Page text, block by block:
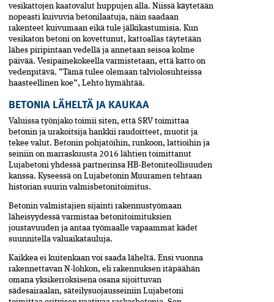
vesikattojen kaatovalut huppujen alla. Niissä käytetään
nopeasti kuivuvia betonilaatuja, näin saadaan
rakenteet kuivumaan eikä tule jälkikastumisia. Kun
vesikaton betoni on kovettunut, kattoallas täytetään
lähes piripintaan vedellä ja annetaan seisoa kolme
päivää. Vesipainekokeella varmistetaan, että katto on
vedenpitävä. ”Tämä tulee olemaan talviolosuhteissa
haasteellinen koe”, Lehto hymähtää.
BETONIA LÄHELTÄ JA KAUKAA
Valuissa työnjako toimii siten, että SRV toimittaa
betonin ja urakoitsija hankkii raudoitteet, muotit ja
tekee valut. Betonin pohjatöihin, runkoon, lattioihin ja
seiniin on marraskuusta 2016 lähtien toimittanut
Lujabetoni yhdessä partnerinsa HB-Betoniteollisuuden
kanssa. Kyseessä on Lujabetonin Muuramen tehtaan
historian suurin valmisbetonitoimitus.
Betonin valmistajien sijainti rakennustyömaan
läheisyydessä varmistaa betonitoimituksien
joustavuuden ja antaa työmaalle vapaammat kädet
suunnitella valuaikatauluja.
Kaikkea ei kuitenkaan voi saada läheltä. Ensi vuonna
rakennettavan N-lohkon, eli rakennuksen itäpäähän
omana yksikerroksisena osana sijoittuvan
sädesairaalan, säteilysuojausseiniin Lujabetoni